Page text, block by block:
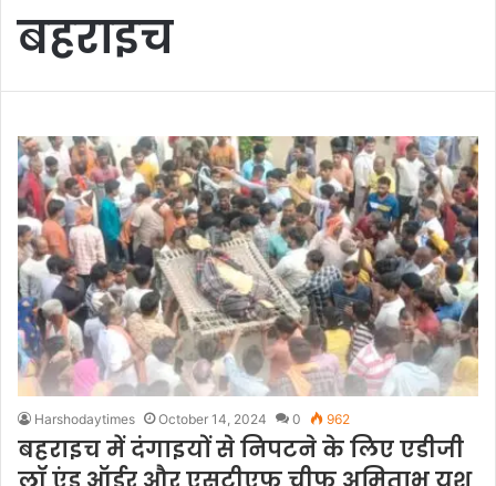
बहराइच
Harshodaytimes October 14, 2024 0 962
बहराइच में दंगाइयों से निपटने के लिए एडीजी